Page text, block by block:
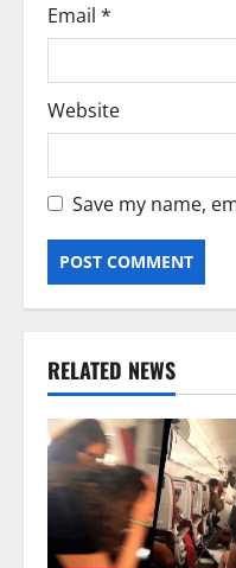
Email *
Website
Save my name,
RELATED NEWS